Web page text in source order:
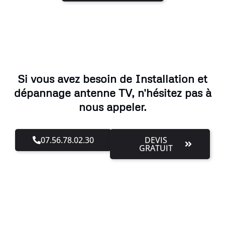
Si vous avez besoin de Installation et
dépannage antenne TV, n'hésitez pas à
nous appeler.
07.56.78.02.30 DEVIS
GRATUIT